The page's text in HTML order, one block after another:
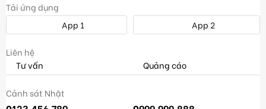
Tải ứng dụng
App 1
App 2
Liên hệ
Tư vấn
Quảng cáo
Cảnh sát Nhật